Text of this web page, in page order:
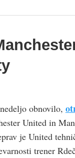
obnovilo,
United in
je United
trener